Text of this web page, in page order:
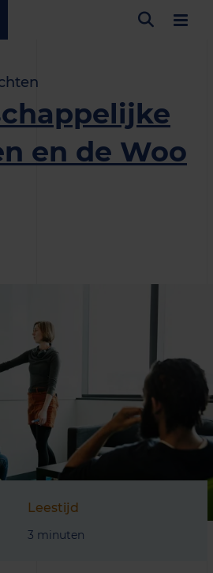
en de Woo
Leestijd
3 minuten